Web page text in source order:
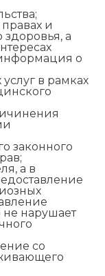
и
здоровья, а
о
в рамках
законного
а в
не нарушает
со